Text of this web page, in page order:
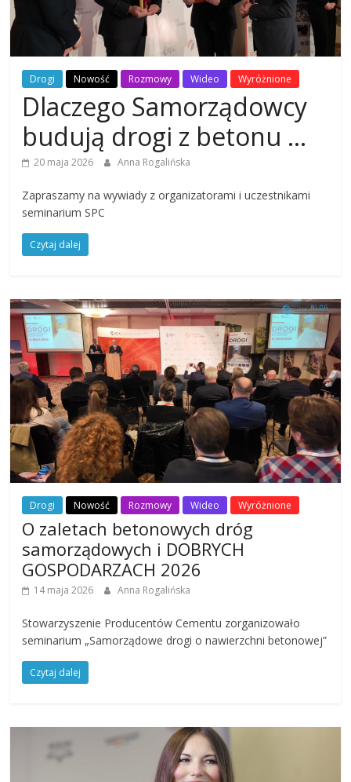
Drogi Nowość Rozmowy Wideo Wyróżnione
Dlaczego Samorządowcy
budują drogi z betonu …
20 maja 2026 Anna Rogalińska
Zapraszamy na wywiady z organizatorami i uczestnikami
seminarium SPC
Czytaj dalej
Drogi Nowość Rozmowy Wideo Wyróżnione
O zaletach betonowych dróg
samorządowych i DOBRYCH
GOSPODARZACH 2026
14 maja 2026 Anna Rogalińska
Stowarzyszenie Producentów Cementu zorganizowało
seminarium „Samorządowe drogi o nawierzchni betonowej”
Czytaj dalej